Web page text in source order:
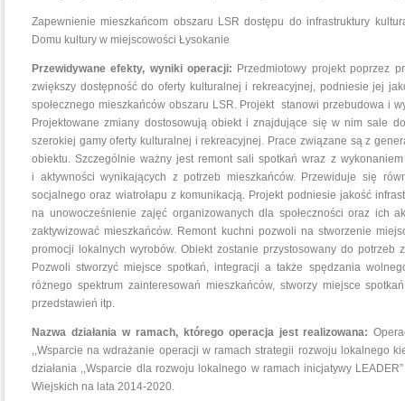
Zapewnienie mieszkańcom obszaru LSR dostępu do infrastruktury
Domu kultury w miejscowości Łysokanie
Przewidywane efekty, wyniki operacji: Przedmiotowy projekt poprzez
zwiększy dostępność do oferty kulturalnej i rekreacyjnej, podniesie jej
społecznego mieszkańców obszaru LSR. Projekt stanowi przebudowa i
Projektowane zmiany dostosowują obiekt i znajdujące się w nim sale
szerokiej gamy oferty kulturalnej i rekreacyjnej. Prace związane są z
obiektu. Szczególnie ważny jest remont sali spotkań wraz z
i aktywności wynikających z potrzeb mieszkańców. Przewiduje się
socjalnego oraz wiatrołapu z komunikacją. Projekt podniesie jakość
na unowocześnienie zajęć organizowanych dla społeczności oraz ich
zaktywizować mieszkańców. Remont kuchni pozwoli na stworzenie
promocji lokalnych wyrobów. Obiekt zostanie przystosowany do potrzeb
Pozwoli stworzyć miejsce spotkań, integracji a także spędzania
różnego spektrum zainteresowań mieszkańców, stworzy miejsce
przedstawień itp.
Nazwa działania w ramach, którego operacja jest realizowana:
,,Wsparcie na wdrażanie operacji w ramach strategii rozwoju lokalnego
działania ,,Wsparcie dla rozwoju lokalnego w ramach inicjatywy
Wiejskich na lata 2014-2020.